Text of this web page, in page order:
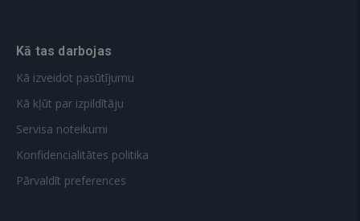
Kā tas darbojas
Kā izveidot pasūtījumu
Kā kļūt par izpildītāju
Servisa noteikumi
Konfidencialitātes politika
Pārvaldīt preferences